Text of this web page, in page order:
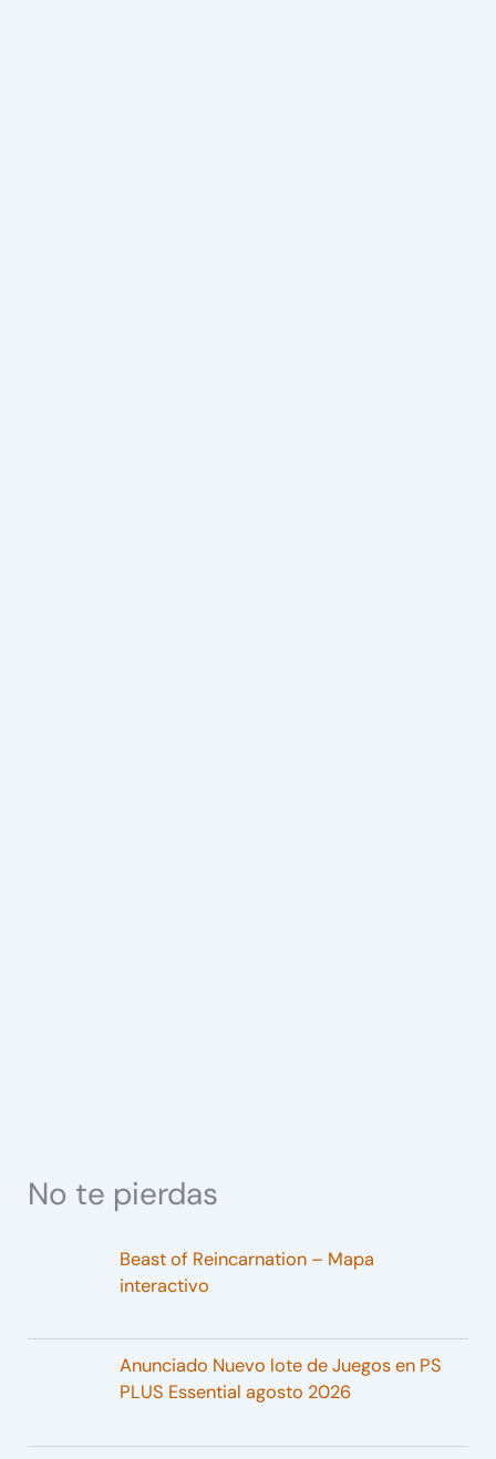
No te pierdas
Beast of Reincarnation – Mapa
interactivo
Anunciado Nuevo lote de Juegos en PS
PLUS Essential agosto 2026